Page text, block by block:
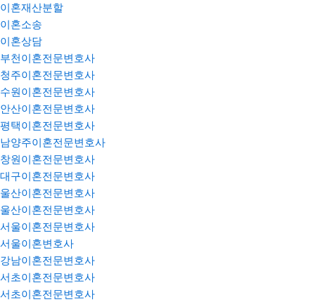
이혼재산분할
이혼소송
이혼상담
부천이혼전문변호사
청주이혼전문변호사
수원이혼전문변호사
안산이혼전문변호사
평택이혼전문변호사
남양주이혼전문변호사
창원이혼전문변호사
대구이혼전문변호사
울산이혼전문변호사
울산이혼전문변호사
서울이혼전문변호사
서울이혼변호사
강남이혼전문변호사
서초이혼전문변호사
서초이혼전문변호사